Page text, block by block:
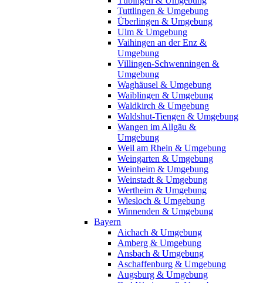
Tuttlingen & Umgebung
Überlingen & Umgebung
Ulm & Umgebung
Vaihingen an der Enz &
Umgebung
Villingen-Schwenningen &
Umgebung
Waghäusel & Umgebung
Waiblingen & Umgebung
Waldkirch & Umgebung
Waldshut-Tiengen & Umgebung
Wangen im Allgäu &
Umgebung
Weil am Rhein & Umgebung
Weingarten & Umgebung
Weinheim & Umgebung
Weinstadt & Umgebung
Wertheim & Umgebung
Wiesloch & Umgebung
Winnenden & Umgebung
Bayern
Aichach & Umgebung
Amberg & Umgebung
Ansbach & Umgebung
Aschaffenburg & Umgebung
Augsburg & Umgebung